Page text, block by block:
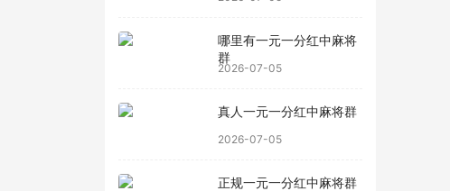
哪里有一元一分红中麻将
群
2026-07-05
真人一元一分红中麻将群
2026-07-05
正规一元一分红中麻将群